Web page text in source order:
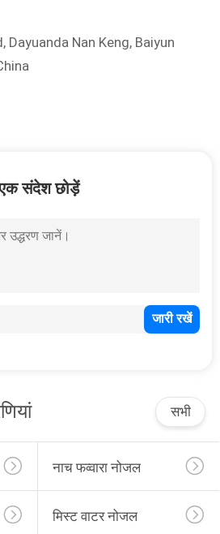
Dayuanda Nan Keng, Baiyun
संदेश छोड़ें
सभी
नाच फव्वारा नोजल
मिस्ट वाटर नोजल